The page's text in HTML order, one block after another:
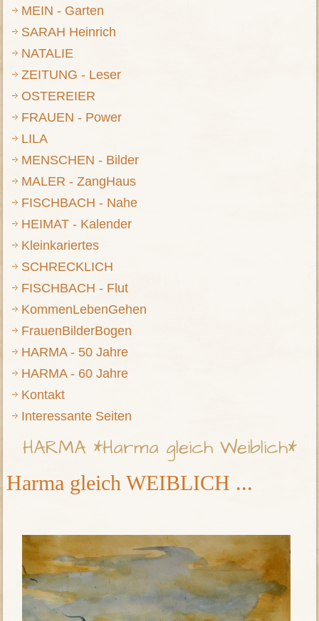
MEIN - Garten
SARAH Heinrich
NATALIE
ZEITUNG - Leser
OSTEREIER
FRAUEN - Power
LILA
MENSCHEN - Bilder
MALER - ZangHaus
FISCHBACH - Nahe
HEIMAT - Kalender
Kleinkariertes
SCHRECKLICH
FISCHBACH - Flut
KommenLebenGehen
FrauenBilderBogen
HARMA - 50 Jahre
HARMA - 60 Jahre
Kontakt
Interessante Seiten
HARMA *Harma gleich Weiblich*
Harma gleich WEIBLICH ...